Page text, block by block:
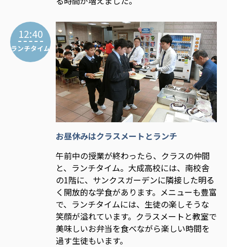
12:40
ランチタイム
お昼休みはクラスメートとランチ
午前中の授業が終わったら、クラスの仲間
と、ランチタイム。大成高校には、南校舎
の1階に、サンクスガーデンに隣接した明る
く開放的な学食があります。メニューも豊富
で、ランチタイムには、生徒の楽しそうな
笑顔が溢れています。クラスメートと教室で
美味しいお弁当を食べながら楽しい時間を
過す生徒もいます。